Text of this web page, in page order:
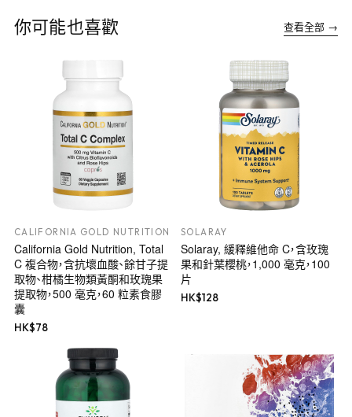
你可能也喜歡 查看全部 →
CALIFORNIA GOLD NUTRITION
California Gold Nutrition, Total
C 複合物，含抗壞血酸、餘甘子提
取物、柑橘生物類黃酮和玫瑰果
提取物，500 毫克，60 粒素食膠
囊
HK$78
SOLARAY
Solaray, 緩釋維他命 C，含玫瑰
果和針葉櫻桃，1,000 毫克，100
片
HK$128